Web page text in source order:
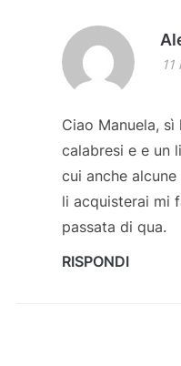
Ciao Manuela,
calabresi e e un
cui anche
li acquisterai mi
passata di qua.
RISPONDI